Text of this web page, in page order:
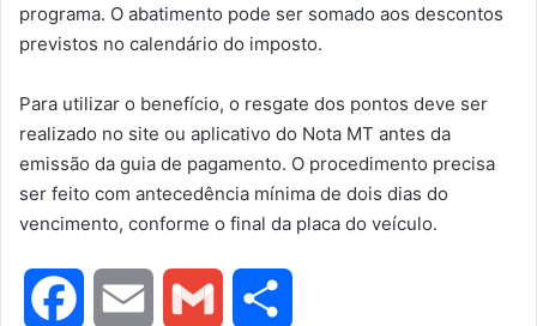
programa. O abatimento pode ser somado aos descontos
previstos no calendário do imposto.
Para utilizar o benefício, o resgate dos pontos deve ser
realizado no site ou aplicativo do Nota MT antes da
emissão da guia de pagamento. O procedimento precisa
ser feito com antecedência mínima de dois dias do
vencimento, conforme o final da placa do veículo.